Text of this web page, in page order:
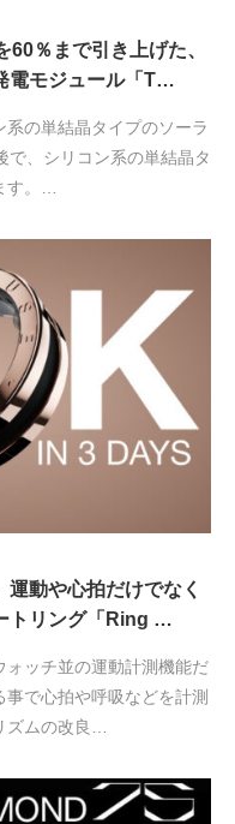
％まで引き上げた、
電モジュール「T…
の単結晶タイプのソーラ
で、シリコン系の単結晶タ
す。…
動や心拍だけでなく
トリング「Ring …
ッチ並の運動計測機能だ
で心拍や呼吸などを計測
ズムの改良…